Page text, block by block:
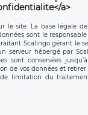
a>
le site. La base légale
sont le
Scalingo gérant le
serveur hébergé par
sont conservées
de vos données et
limitation du
exercer ces droits
et est
LÉGAVOX, sis 9
le droit d’introduire